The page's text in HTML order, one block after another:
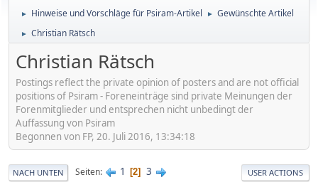
► Hinweise und Vorschläge für Psiram-Artikel ► Gewünschte Artikel
► Christian Rätsch
Christian Rätsch
Postings reflect the private opinion of posters and are not official
positions of Psiram - Foreneinträge sind private Meinungen der
Forenmitglieder und entsprechen nicht unbedingt der
Auffassung von Psiram
Begonnen von FP, 20. Juli 2016, 13:34:18
NACH UNTEN Seiten 1 2 3 USER ACTIONS